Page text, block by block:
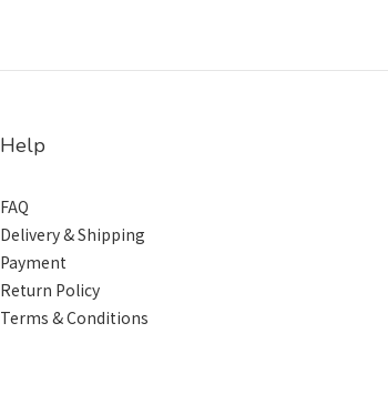
Help
FAQ
Delivery & Shipping
Payment
Return Policy
Terms & Conditions